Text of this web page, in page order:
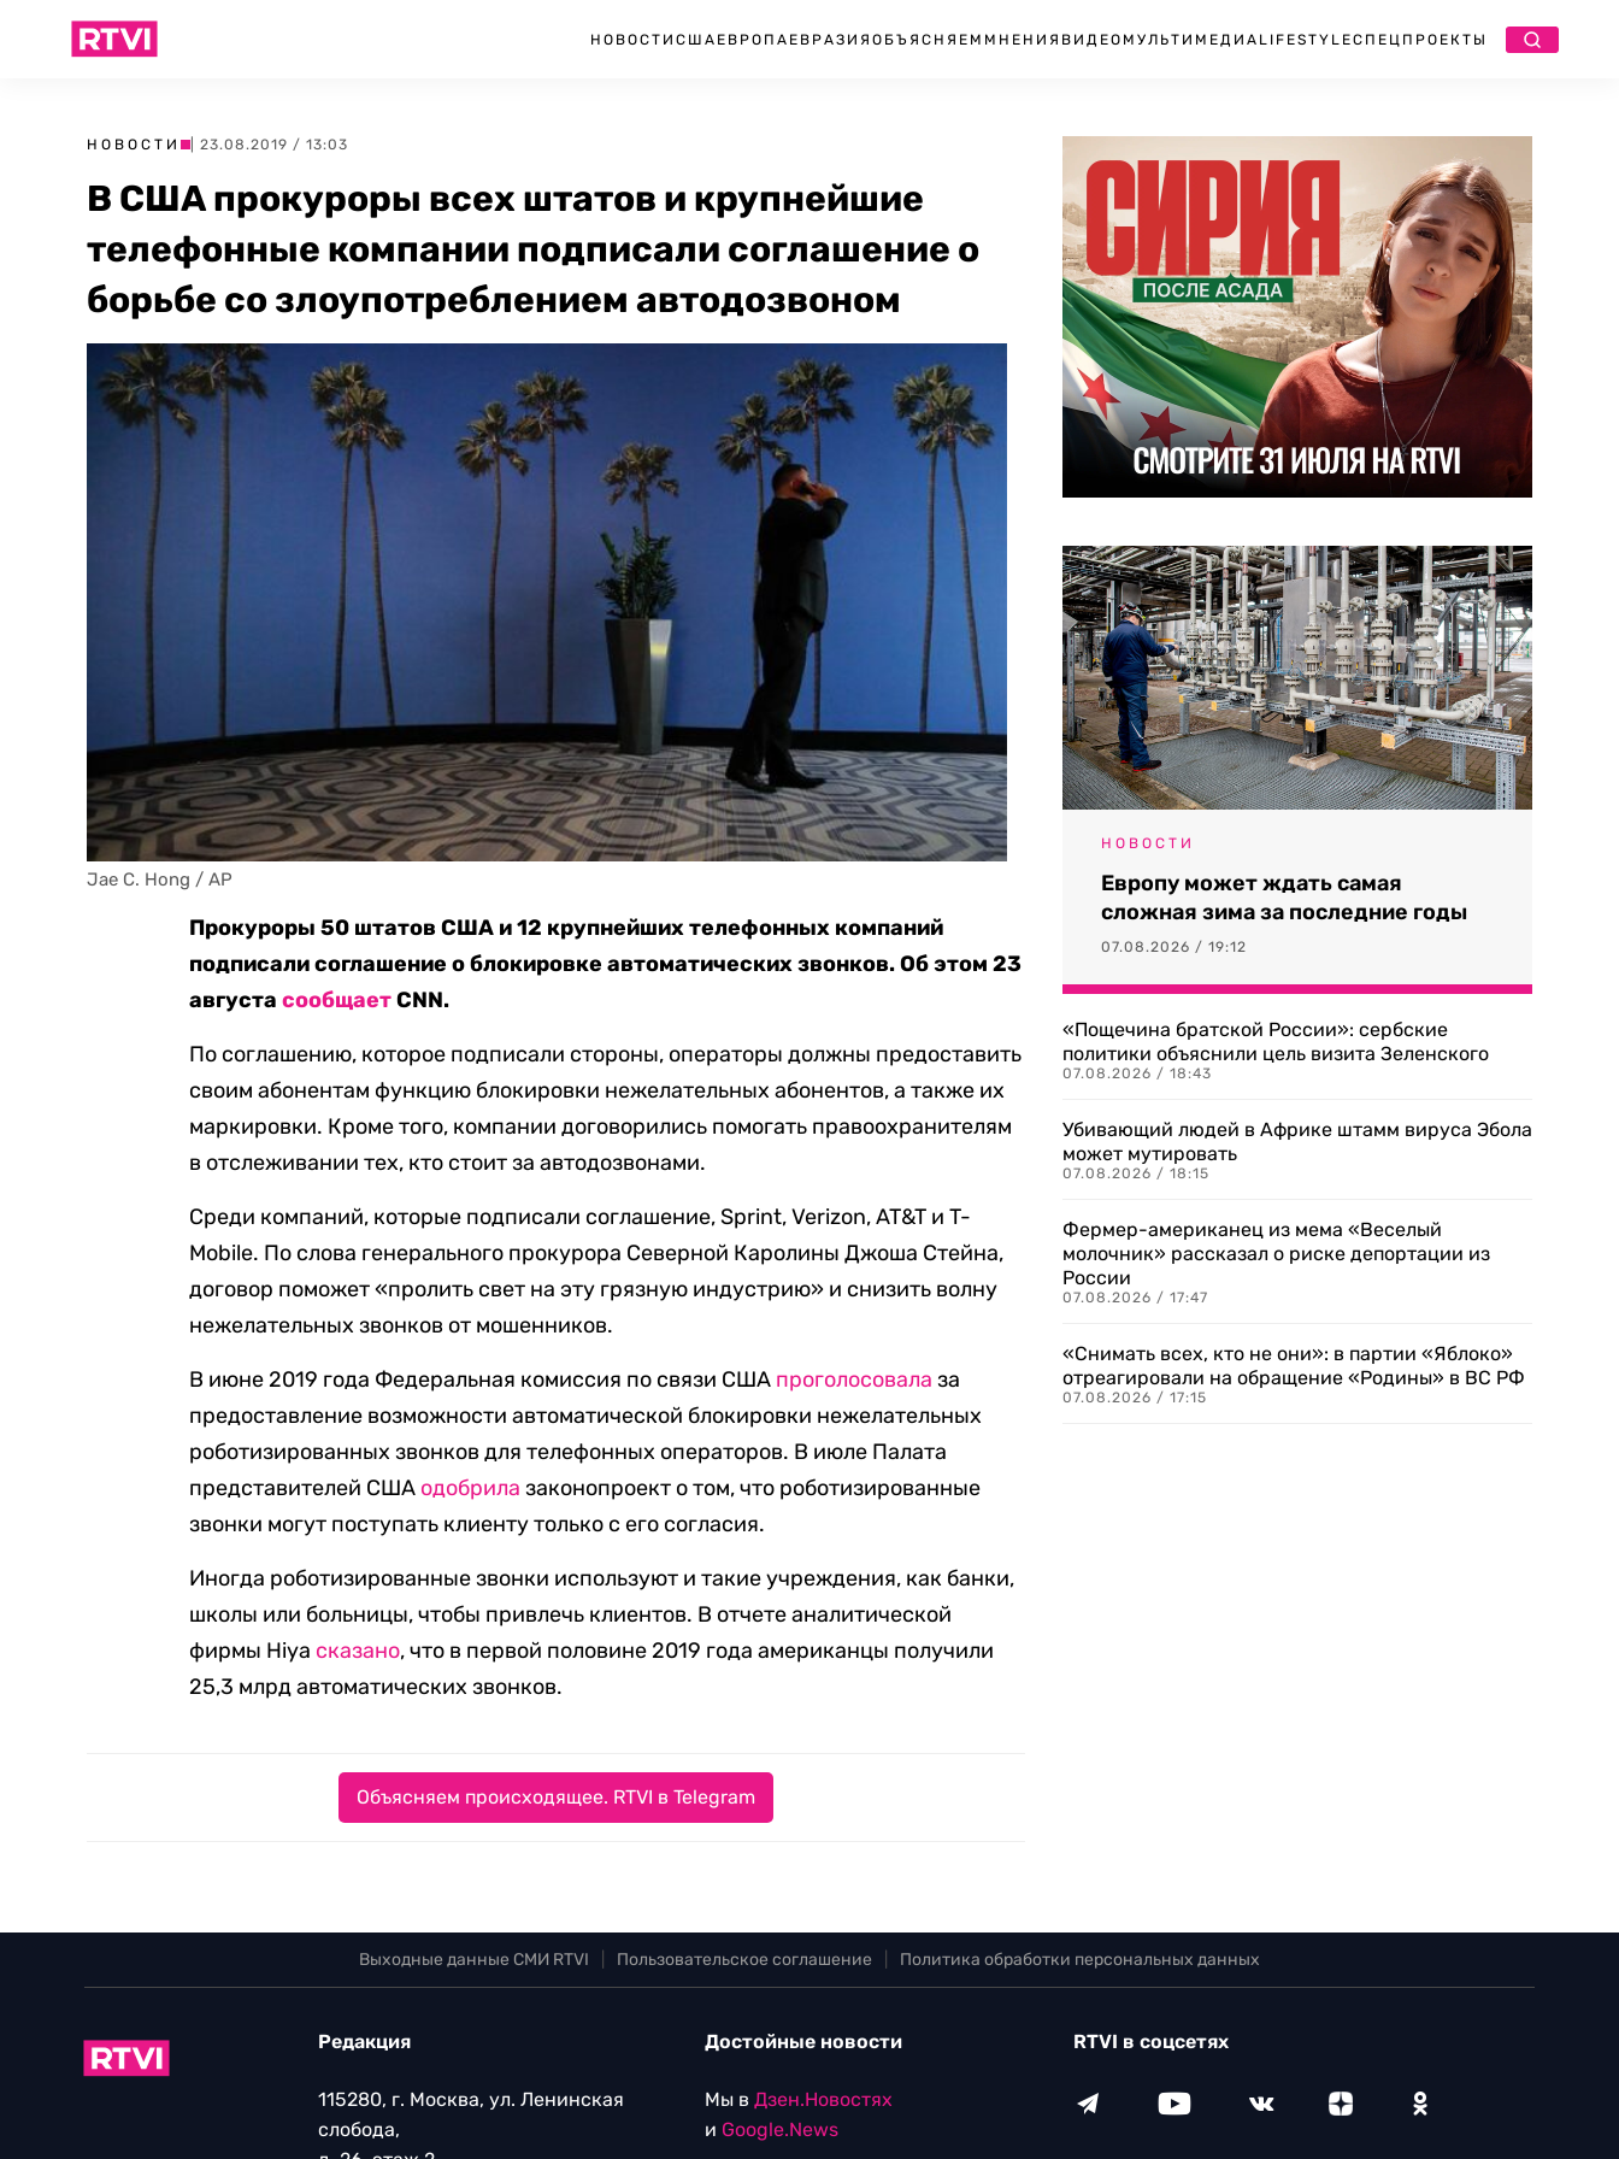
НОВОСТИ США ЕВРОПА ЕВРАЗИЯ ОБЪЯСНЯЕМ МНЕНИЯ ВИДЕО МУЛЬТИМЕДИА LIFESTYLEСПЕЦПРОЕКТЫ
НОВОСТИ | 23.08.2019 / 13:03
В США прокуроры всех штатов и крупнейшие
телефонные компании подписали соглашение о
борьбе со злоупотреблением автодозвоном
Jae C. Hong / AP
Прокуроры 50 штатов США и 12 крупнейших телефонных компаний
подписали соглашение о блокировке автоматических звонков. Об этом 23
августасообщаетCNN.
По соглашению, которое подписали стороны, операторы должны предоставить
своим абонентам функцию блокировки нежелательных абонентов, а также их
маркировки. Кроме того, компании договорились помогать правоохранителям
в отслеживании тех, кто стоит за автодозвонами.
Среди компаний, которые подписали соглашение, Sprint, Verizon, AT&T и T-
Mobile. По слова генерального прокурора Северной Каролины Джоша Стейна,
договор поможет «пролить свет на эту грязную индустрию» и снизить волну
нежелательных звонков от мошенников.
В июне 2019 года Федеральная комиссия по связи США проголосовала за
предоставление возможности автоматической блокировки нежелательных
роботизированных звонков для телефонных операторов. В июле Палата
представителей США одобрила законопроект о том, что роботизированные
звонки могут поступать клиенту только с его согласия.
Иногда роботизированные звонки используют и такие учреждения, как банки,
школы или больницы, чтобы привлечь клиентов. В отчете аналитической
фирмы Hiya сказано, что в первой половине 2019 года американцы получили
25,3 млрд автоматических звонков.
Объясняем происходящее. RTVI в Telegram
НОВОСТИ
Европу может ждать самая
сложная зима за последние годы
07.08.2026 / 19:12
«Пощечина братской России»: сербские
политики объяснили цель визита Зеленского
07.08.2026 / 18:43
Убивающий людей в Африке штамм вируса Эбола
может мутировать
07.08.2026 / 18:15
Фермер-американец из мема «Веселый
молочник» рассказал о риске депортации из
России
07.08.2026 / 17:47
«Снимать всех, кто не они»: в партии «Яблоко»
отреагировали на обращение «Родины» в ВС РФ
07.08.2026 / 17:15
Выходные данные СМИ RTVI Пользовательское соглашение Политика обработки персональных данных
Редакция
115280, г. Москва, ул. Ленинская
слобода,
Достойные новости
Мы в Дзен.Новостях
и Google.News
RTVI в соцсетях